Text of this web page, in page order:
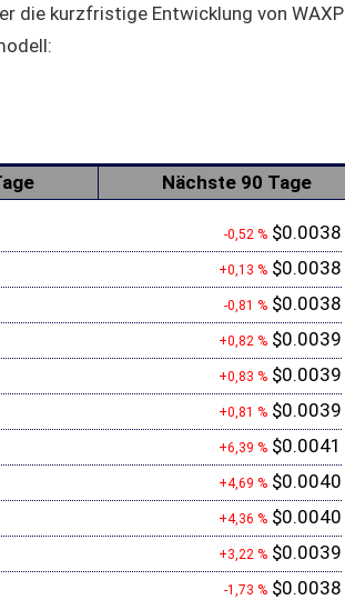
die kurzfristige Entwicklung von WAXP
Nächste 90 Tage
-0,52 % $0.0038
+0,13 % $0.0038
-0,81 % $0.0038
+0,82 % $0.0039
+0,83 % $0.0039
+0,81 % $0.0039
+6,39 % $0.0041
+4,69 % $0.0040
+4,36 % $0.0040
+3,22 % $0.0039
-1,73 % $0.0038